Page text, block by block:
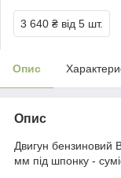
3 640 ₴ від 5 шт.
Опис
Опис
Двигун бензиновий
мм під шпонку -